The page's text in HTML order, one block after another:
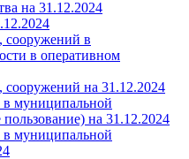
на 31.12.2024
сооружений в
в оперативном
на 31.12.2024
в муниципальной
на 31.12.2024
в муниципальной